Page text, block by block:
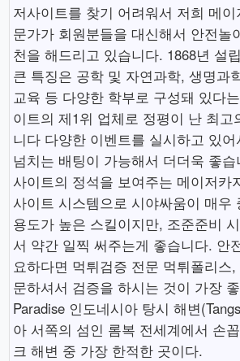
저사이트를 찾기 어려워서 저희 메
문가가 회원분들을 대신해서 안전놀
천을 해드리고 있습니다. 1868년 설
큰 특징은 공학 및 자연과학, 생명과
교육 등 다양한 학부로 구성돼 있다
이트의 제1위 업체로 정평이 난 최고
니다 다양한 이벤트를 실시하고 있
넘치는 배팅이 가능해서 더더욱 좋
사이트의 정석을 보여주는 메이저카
사이트 시스템으로 시야싸움이 매우
용도가 높은 스킬이지만, 조준준비
서 약간 일찍 써주는게 좋습니다. 안
요하다면 먹튀검증 전문 먹튀폴리스
문하셔서 검증을 하시는 것이 가장
Paradise 인도네시아 탕시 해변
아 서쪽의 섬인 롬복 전세계에서 손
크 해변 중 가장 한적한 곳이다.